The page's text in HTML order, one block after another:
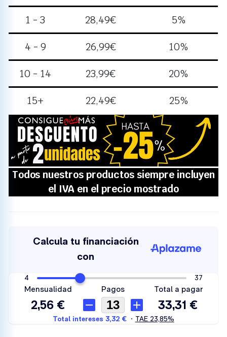
1 - 3 28,49€ 5%
4 - 9 26,99€ 10%
10 - 14 23,99€ 20%
15+ 22,49€ 25%